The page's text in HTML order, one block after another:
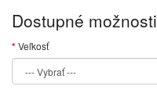
Dostupné možnosti
Veľkosť